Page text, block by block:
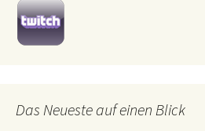
Das Neueste auf einen Blick